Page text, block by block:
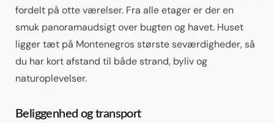
fordelt på otte værelser. Fra alle etager er der en
smuk panoramaudsigt over bugten og havet. Huset
ligger tæt på Montenegros største seværdigheder, så
du har kort afstand til både strand, byliv og
naturoplevelser.
Beliggenhed og transport